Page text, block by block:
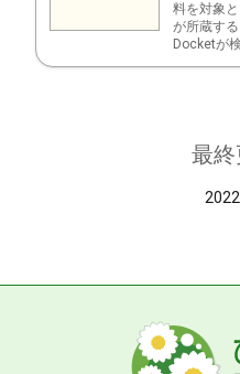
料を対象
が所蔵する
Docketが
最終